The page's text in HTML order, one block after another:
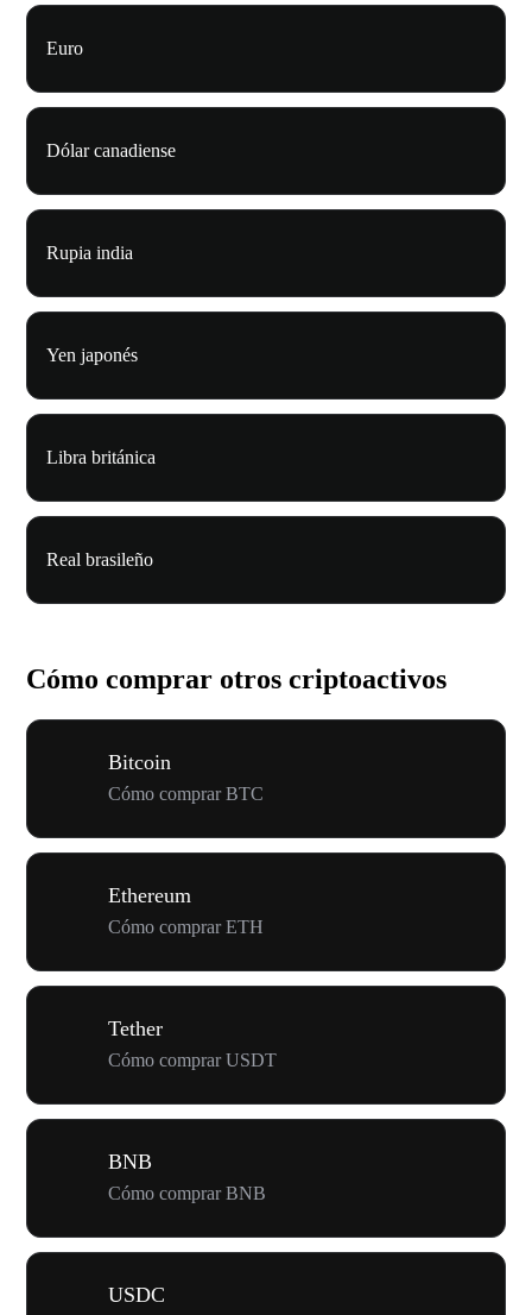
Euro
Dólar canadiense
Rupia india
Yen japonés
Libra británica
Real brasileño
Cómo comprar otros criptoactivos
Bitcoin
Cómo comprar BTC
Ethereum
Cómo comprar ETH
Tether
Cómo comprar USDT
BNB
Cómo comprar BNB
USDC